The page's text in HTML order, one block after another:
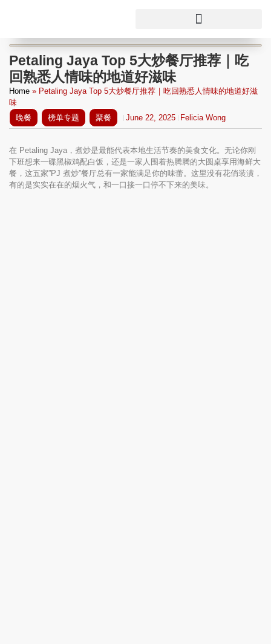
Petaling Jaya Top 5大炒餐厅推荐｜吃
回熟悉人情味的地道好滋味
Home » Petaling Jaya Top 5大炒餐厅推荐｜吃回熟悉人情味的地道好滋
味
晚餐
榜单专题 聚餐 June 22, 2025 Felicia Wong
在 Petaling Jaya，煮炒是最能代表本地生活节奏的美食文化。无论你刚
下班想来一碟黑椒鸡配白饭，还是一家人围着热腾腾的大圆桌享用海鲜大
餐，这五家”PJ 煮炒”餐厅总有一家能满足你的味蕾。这里没有花俏装潢，
有的是实实在在的烟火气，和一口接一口停不下来的美味。